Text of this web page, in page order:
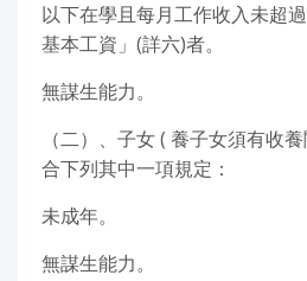
以下在學且每月工作收入未超
基本工資」(詳六)者。
無謀生能力。
（二）、子女 ( 養子女須有收
合下列其中一項規定：
未成年。
無謀生能力。